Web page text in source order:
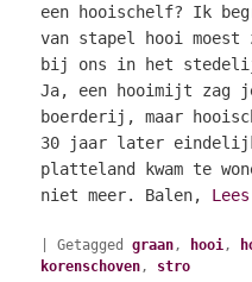
een hooischelf? Ik
van stapel hooi
bij ons in het
Ja, een hooimijt zag
boerderij, maar
30 jaar later
platteland kwam te
niet meer. Balen,
|Getagged graan, hooi,
korenschoven, stro